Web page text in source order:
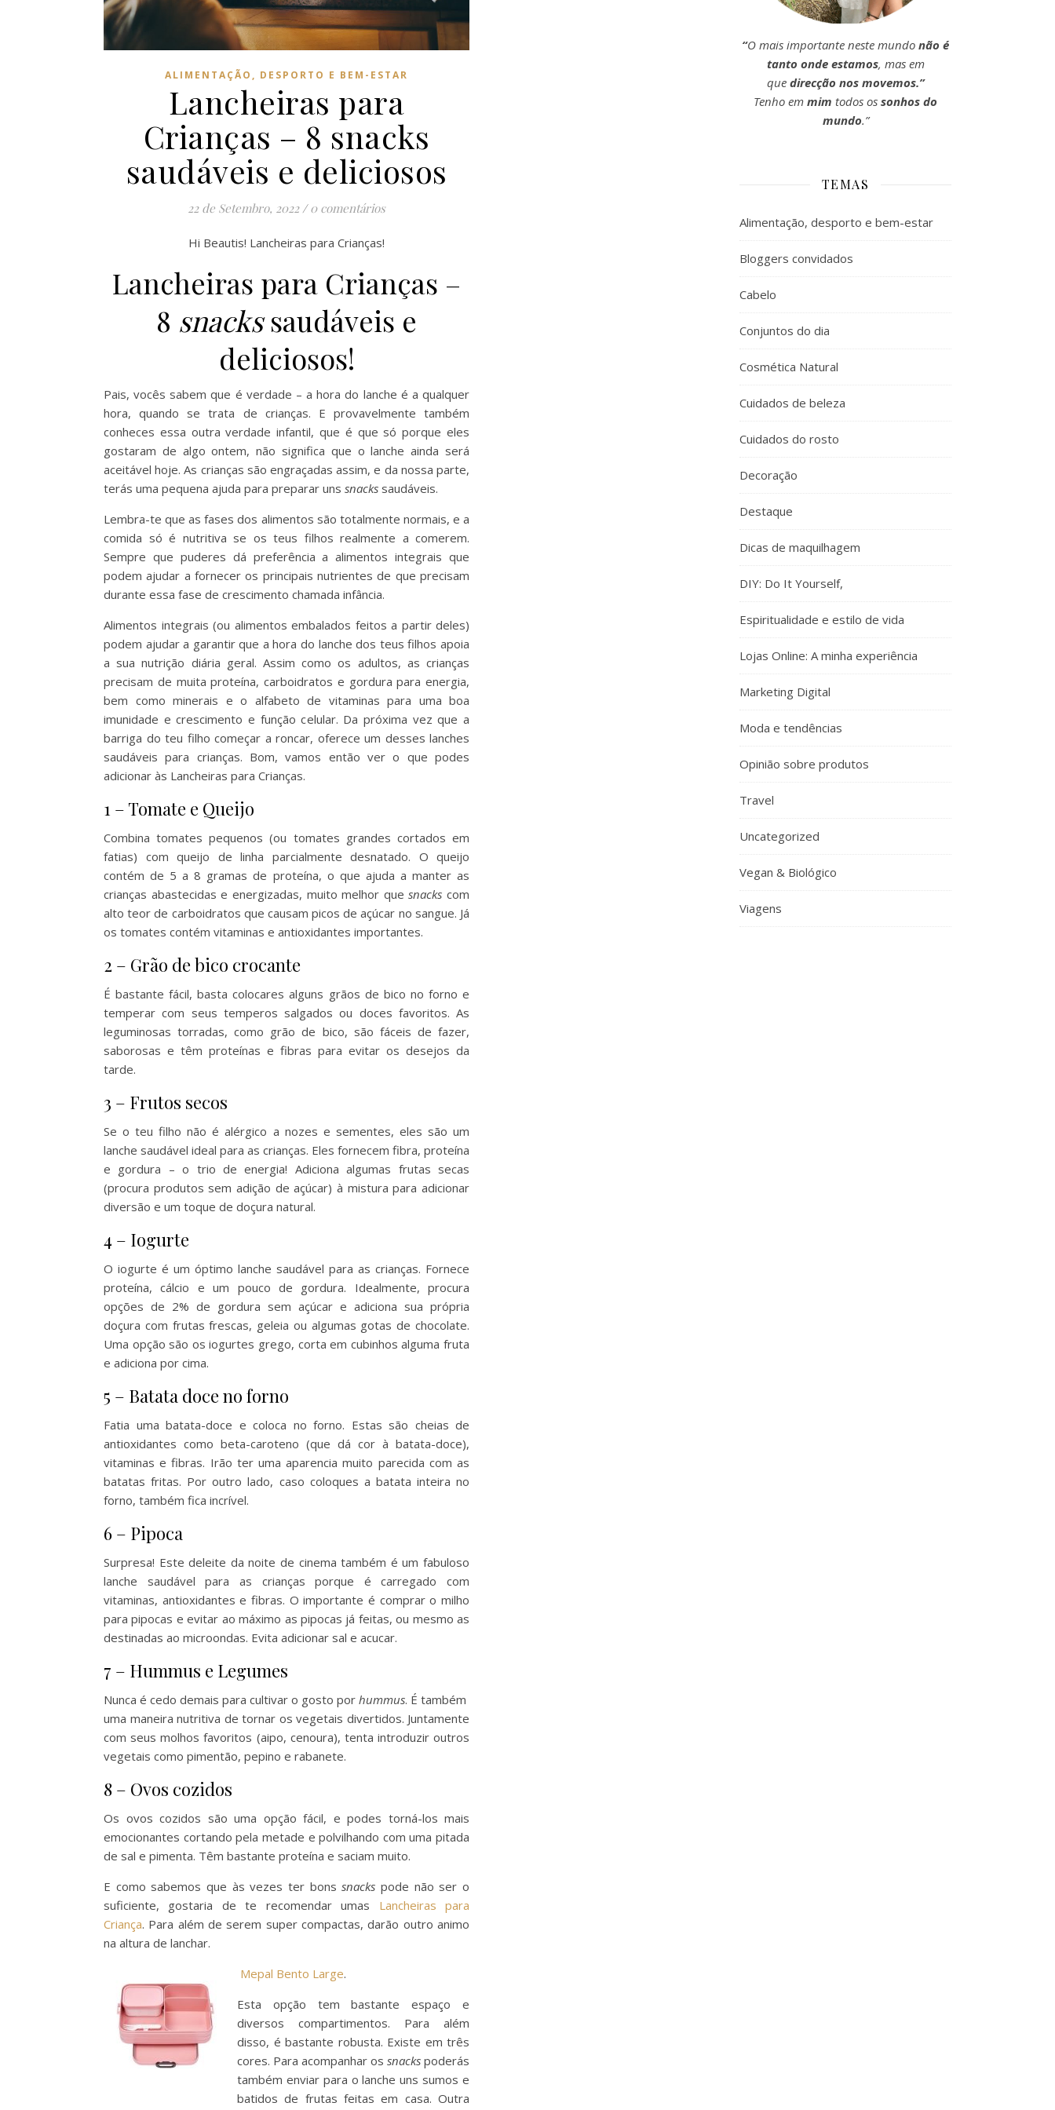
ALIMENTAÇÃO, DESPORTO E BEM-ESTAR
Lancheiras para
Crianças – 8 snacks
saudáveis e deliciosos
22 de Setembro, 2022 / 0 comentários
Hi Beautis! Lancheiras para Crianças!
Lancheiras para Crianças –
8 snackssaudáveis e
deliciosos!
Pais, vocês sabem que é verdade – a hora do lanche é a qualquer
hora, quando se trata de crianças. E provavelmente também
conheces essa outra verdade infantil, que é que só porque eles
gostaram de algo ontem, não significa que o lanche ainda será
aceitável hoje. As crianças são engraçadas assim, e da nossa parte,
terás uma pequena ajuda para preparar uns snacks saudáveis.
Lembra-te que as fases dos alimentos são totalmente normais, e a
comida só é nutritiva se os teus filhos realmente a comerem.
Sempre que puderes dá preferência a alimentos integrais que
podem ajudar a fornecer os principais nutrientes de que precisam
durante essa fase de crescimento chamada infância.
Alimentos integrais (ou alimentos embalados feitos a partir deles)
podem ajudar a garantir que a hora do lanche dos teus filhos apoia
a sua nutrição diária geral. Assim como os adultos, as crianças
precisam de muita proteína, carboidratos e gordura para energia,
bem como minerais e o alfabeto de vitaminas para uma boa
imunidade e crescimento e função celular. Da próxima vez que a
barriga do teu filho começar a roncar, oferece um desses lanches
saudáveis ​​para crianças. Bom, vamos então ver o que podes
adicionar às Lancheiras para Crianças.
1 – Tomate e Queijo
Combina tomates pequenos (ou tomates grandes cortados em
fatias) com queijo de linha parcialmente desnatado. O queijo
contém de 5 a 8 gramas de proteína, o que ajuda a manter as
crianças abastecidas e energizadas, muito melhor quesnacks com
alto teor de carboidratos que causam picos de açúcar no sangue. Já
os tomates contém vitaminas e antioxidantes importantes.
2 – Grão de bico crocante
É bastante fácil, basta colocares alguns grãos de bico no forno e
temperar com seus temperos salgados ou doces favoritos. As
leguminosas torradas, como grão de bico, são fáceis de fazer,
saborosas e têm proteínas e fibras para evitar os desejos da
tarde.
3 – Frutos secos
Se o teu filho não é alérgico a nozes e sementes, eles são um
lanche saudável ideal para as crianças. Eles fornecem fibra, proteína
e gordura – o trio de energia! Adiciona algumas frutas secas
(procura produtos sem adição de açúcar) à mistura para adicionar
diversão e um toque de doçura natural.
4 – Iogurte
O iogurte é um óptimo lanche saudável para as crianças. Fornece
proteína, cálcio e um pouco de gordura. Idealmente, procura
opções de 2% de gordura sem açúcar e adiciona sua própria
doçura com frutas frescas, geleia ou algumas gotas de chocolate.
Uma opção são os iogurtes grego, corta em cubinhos alguma fruta
e adiciona por cima.
5 – Batata doce no forno
Fatia uma batata-doce e coloca no forno. Estas são cheias de
antioxidantes como beta-caroteno (que dá cor à batata-doce),
vitaminas e fibras. Irão ter uma aparencia muito parecida com as
batatas fritas. Por outro lado, caso coloques a batata inteira no
forno, também fica incrível.
6 – Pipoca
Surpresa! Este deleite da noite de cinema também é um fabuloso
lanche saudável para as crianças porque é carregado com
vitaminas, antioxidantes e fibras. O importante é comprar o milho
para pipocas e evitar ao máximo as pipocas já feitas, ou mesmo as
destinadas ao microondas. Evita adicionar sal e acucar.
7 – Hummus e Legumes
Nunca é cedo demais para cultivar o gosto por hummus. É também
uma maneira nutritiva de tornar os vegetais divertidos. Juntamente
com seus molhos favoritos (aipo, cenoura), tenta introduzir outros
vegetais como pimentão, pepino e rabanete.
8 – Ovos cozidos
Os ovos cozidos são uma opção fácil, e podes torná-los mais
emocionantes cortando pela metade e polvilhando com uma pitada
de sal e pimenta. Têm bastante proteína e saciam muito.
E como sabemos que às vezes ter bonssnacks pode não ser o
suficiente, gostaria de te recomendar umas Lancheiras para
Criança. Para além de serem super compactas, darão outro animo
na altura de lanchar.
Mepal Bento Large.
Esta opção tem bastante espaço e
diversos compartimentos. Para além
disso, é bastante robusta. Existe em três
cores. Para acompanhar os snacks poderás
também enviar para o lanche uns sumos e
batidos de frutas feitas em casa. Outra
“O mais importante neste mundo não é
tanto onde estamos, mas em
que direcção nos movemos.”
Tenho em mim todos os sonhos do
mundo.”
TEMAS
Alimentação, desporto e bem-estar
Bloggers convidados
Cabelo
Conjuntos do dia
Cosmética Natural
Cuidados de beleza
Cuidados do rosto
Decoração
Destaque
Dicas de maquilhagem
DIY: Do It Yourself,
Espiritualidade e estilo de vida
Lojas Online: A minha experiência
Marketing Digital
Moda e tendências
Opinião sobre produtos
Travel
Uncategorized
Vegan & Biológico
Viagens